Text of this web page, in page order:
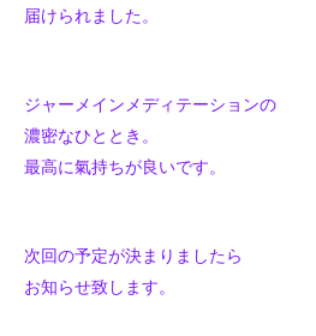
届けられました。
ジャーメインメディテーションの
濃密なひととき。
最高に氣持ちが良いです。
次回の予定が決まりましたら
お知らせ致します。